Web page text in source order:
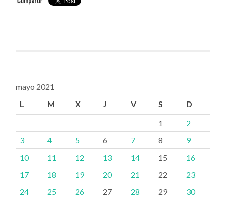
mayo 2021
L
M X J V S D
1
2
3
4 5 6 7 8
9
10
11 12 13 14 15
16
17
18 19 20 21 22
23
24
25 26 27 28 29
30